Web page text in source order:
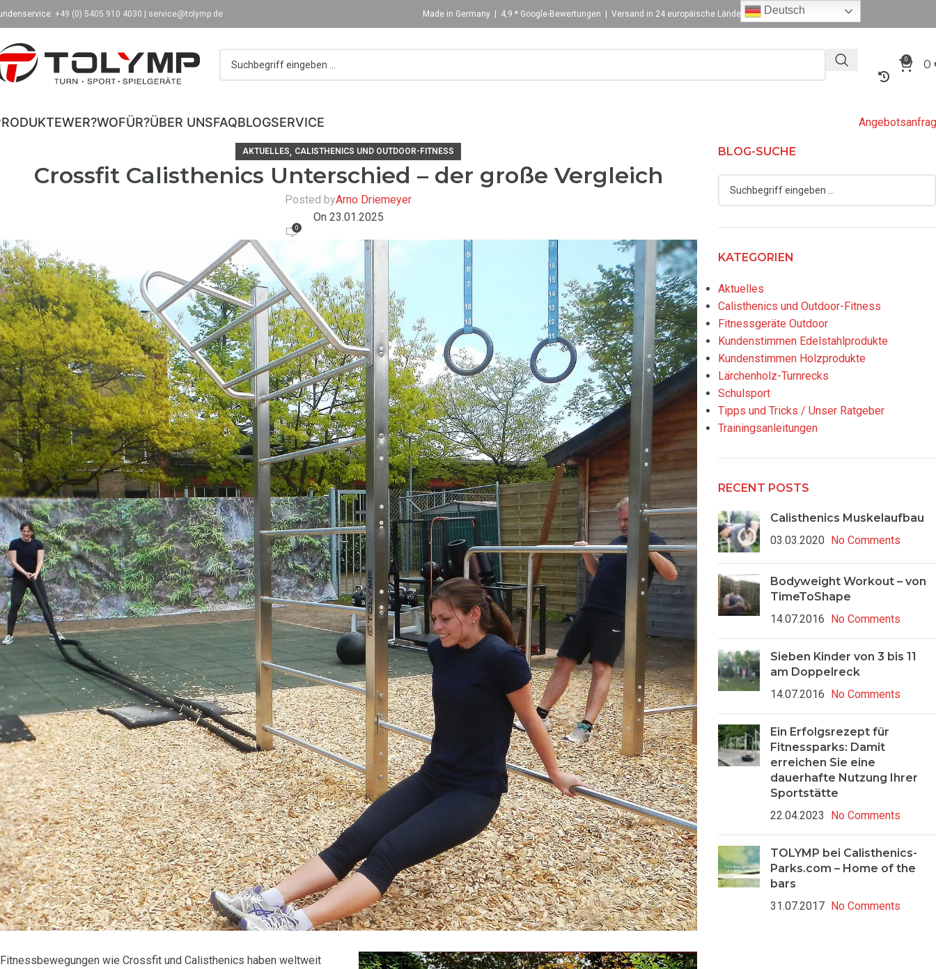
+49 (0) 5405 910 4030 service@tolymp.de Made in Germany | 4,9 * Google-Bewertungen | Versand in 24 europäische Länder
0 0
WER?WOFÜR?ÜBER UNSFAQBLOGSERVICE
AKTUELLES, CALISTHENICS UND OUTDOOR-FITNESS
Crossfit Calisthenics Unterschied – der große Vergleich
Posted byArno Driemeyer
On 23.01.2025
0
Fitnessbewegungen wie Crossfit und Calisthenics haben weltweit
BLOG-SUCHE
KATEGORIEN
Aktuelles
Calisthenics und Outdoor-Fitness
Fitnessgeräte Outdoor
Kundenstimmen Edelstahlprodukte
Kundenstimmen Holzprodukte
Lärchenholz-Turnrecks
Schulsport
Tipps und Tricks / Unser Ratgeber
Trainingsanleitungen
RECENT POSTS
Calisthenics Muskelaufbau
03.03.2020 No Comments
Bodyweight Workout – von
TimeToShape
14.07.2016 No Comments
Sieben Kinder von 3 bis 11
am Doppelreck
14.07.2016 No Comments
Ein Erfolgsrezept für
Fitnessparks: Damit
erreichen Sie eine
dauerhafte Nutzung Ihrer
Sportstätte
22.04.2023
No Comments
TOLYMP bei Calisthenics-
Parks.com – Home of the
bars
31.07.2017 No Comments
Deutsch